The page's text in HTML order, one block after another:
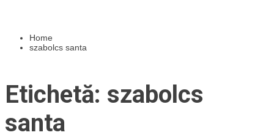
Home
szabolcs santa
Etichetă: szabolcs
santa